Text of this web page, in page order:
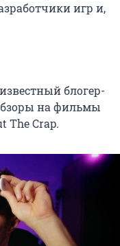
игр и,
блогер-
на фильмы
The Crap.